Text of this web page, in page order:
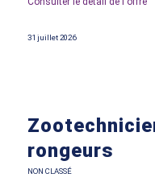
31 juillet 2026
rongeurs
NON CLASSÉ